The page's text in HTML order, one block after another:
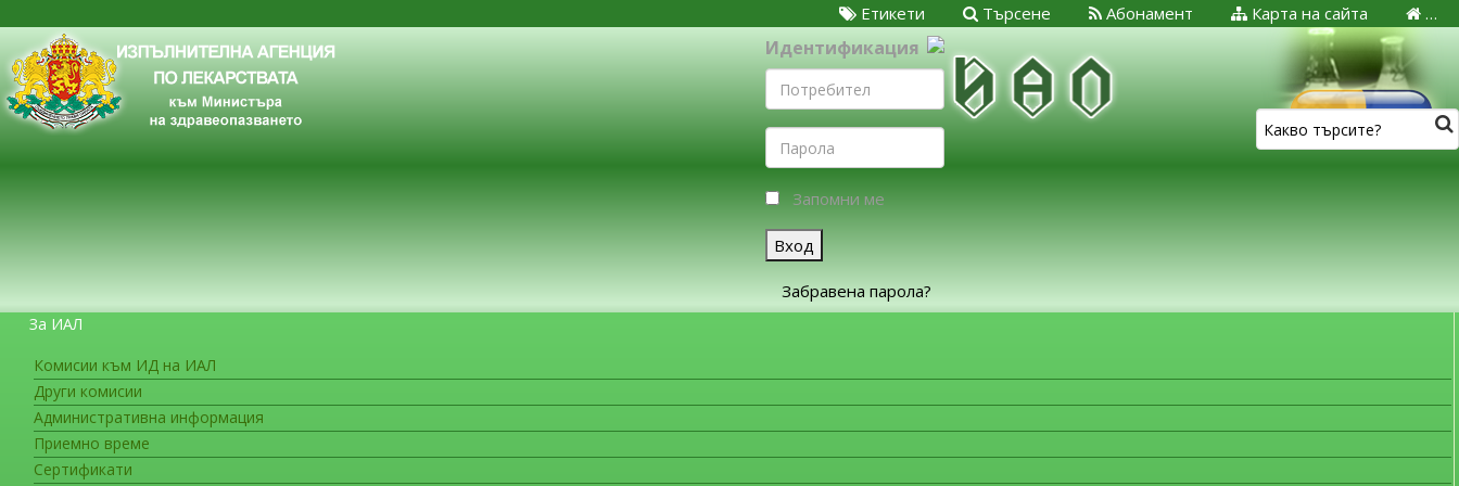
…
Карта на сайта
Абонамент
Търсене
Етикети
Идентификация
Запомни ме
Вход
Забравена парола?
За ИАЛ
Комисии към ИД на ИАЛ
Други комисии
Административна информация
Приемно време
Сертификати
ЗА ГРАЖДАНИТЕ